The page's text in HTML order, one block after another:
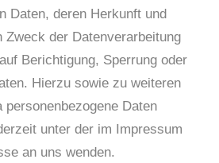
Daten, deren Herkunft und
Zweck der Datenverarbeitung
Berichtigung, Sperrung oder
Hierzu sowie zu weiteren
personenbezogene Daten
unter der im Impressum
an uns wenden.